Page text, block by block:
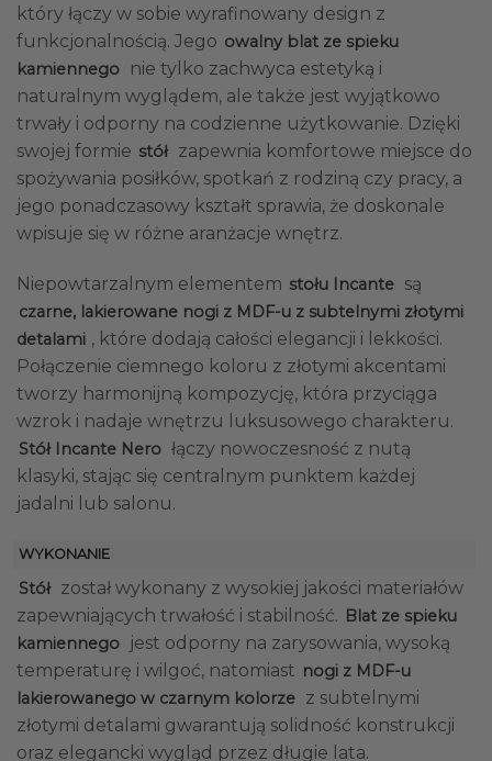
który łączy w sobie wyrafinowany design z
funkcjonalnością. Jego owalny blat ze spieku
kamiennego
nie tylko zachwyca estetyką i
naturalnym wyglądem, ale także jest wyjątkowo
trwały i odporny na codzienne użytkowanie. Dzięki
swojej formie stół zapewnia komfortowe miejsce do
spożywania posiłków, spotkań z rodziną czy pracy, a
jego ponadczasowy kształt sprawia, że doskonale
wpisuje się w różne aranżacje wnętrz.
Niepowtarzalnym elementem stołu Incante są
czarne, lakierowane nogi z MDF-u z subtelnymi złotymi
detalami , które dodają całości elegancji i lekkości.
Połączenie ciemnego koloru z złotymi akcentami
tworzy harmonijną kompozycję, która przyciąga
wzrok i nadaje wnętrzu luksusowego charakteru.
Stół Incante Nero łączy nowoczesność z nutą
klasyki, stając się centralnym punktem każdej
jadalni lub salonu.
WYKONANIE
Stół został wykonany z wysokiej jakości materiałów
zapewniających trwałość i stabilność. Blat ze spieku
kamiennego
jest odporny na zarysowania, wysoką
temperaturę i wilgoć, natomiast nogi z MDF-u
lakierowanego w czarnym kolorze z subtelnymi
złotymi detalami gwarantują solidność konstrukcji
oraz elegancki wygląd przez długie lata.